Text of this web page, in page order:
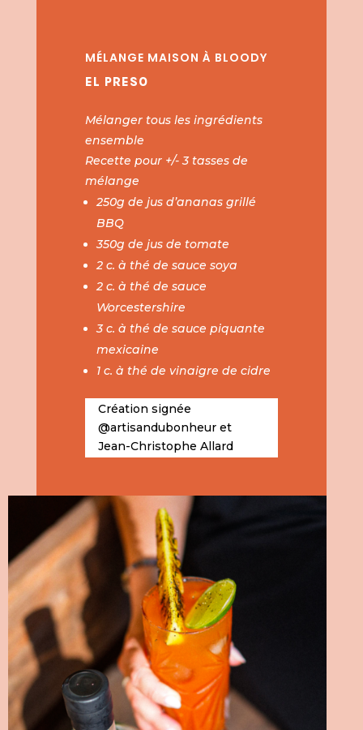
MÉLANGE MAISON À BLOODY
EL PRESO
Mélanger tous les ingrédients
ensemble
Recette pour +/- 3 tasses de
mélange
250g de jus d’ananas grillé
BBQ
350g de jus de tomate
2 c. à thé de sauce soya
2 c. à thé de sauce
Worcestershire
3 c. à thé de sauce piquante
mexicaine
1 c. à thé de vinaigre de cidre
Création signée
@artisandubonheur et
Jean-Christophe Allard